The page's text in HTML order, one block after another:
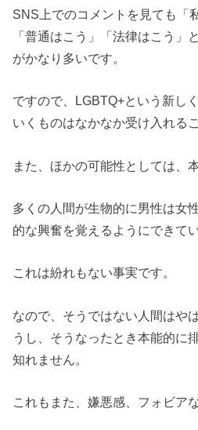
SNS上でのコメントを見ても「
「普通はこう」「法律はこう」
がかなり多いです。
ですので、LGBTQ+という新し
いくものはなかなか受け入れる
また、ほかの可能性としては、
多くの人間が生物的に男性は女
的な興奮を覚えるようにできてい
これは紛れもない事実です。
なので、そうではない人間はや
うし、そうなったとき本能的に
知れません。
これもまた、嫌悪感、フォビア